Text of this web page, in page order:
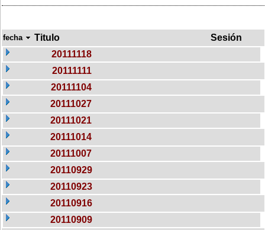
fecha Titulo
Sesión
20111118
20111111
20111104
20111027
20111021
20111014
20111007
20110929
20110923
20110916
20110909